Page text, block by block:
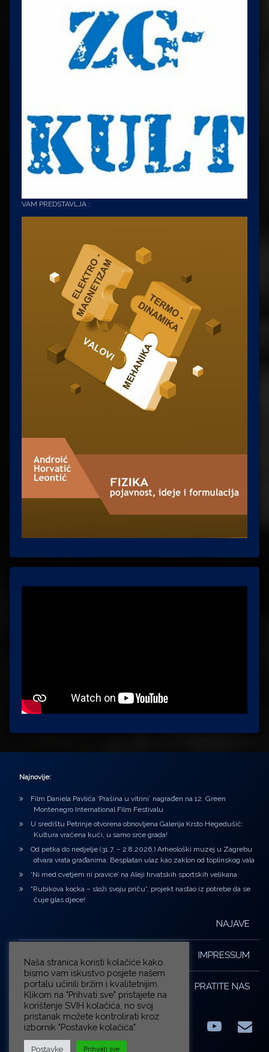
VAM PREDSTAVLJA :
Najnovije:
Film Daniela Pavlića ‘Prašina u vitrini’ nagrađen na 12. Green
Montenegro International Film Festivalu
U središtu Petrinje otvorena obnovljena Galerija Krsto Hegedušić:
Kultura vraćena kući, u samo srce grada!
Od petka do nedjelje (31.7. – 2.8.2026.) Arheološki muzej u Zagrebu
otvara vrata građanima: Besplatan ulaz kao zaklon od toplinskog vala
‘Ni med cvetjem ni pravice’ na Aleji hrvatskih sportskih velikana
“Rubikova kocka – složi svoju priču”, projekt nastao iz potrebe da se
čuje glas djece!
NAJAVE
IMPRESSUM
PRATITE NAS
FacebookLinkedIn E-
Naša stranica koristi kolačiće kako
bismo vam iskustvo posjete našem
portalu učinili bržim i kvalitetnijim.
Klikom na "Prihvati sve" pristajete na
korištenje SVIH kolačića, no svoj
pristanak možete kontrolirati kroz
izbornik "Postavke kolačića".
Postavke Prihvati sve